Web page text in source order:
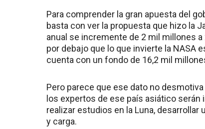
Para comprender la gran apuesta del
basta con ver la propuesta que hizo la
anual se incremente de 2 mil millones
por debajo que lo que invierte la NASA
cuenta con un fondo de 16,2 mil
Pero parece que ese dato no
los expertos de ese país asiático
realizar estudios en la Luna,
y carga.